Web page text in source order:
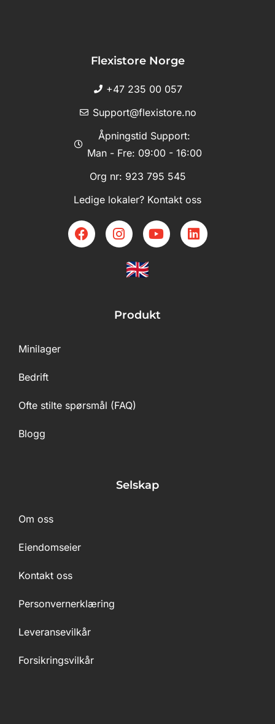
Flexistore Norge
+47 235 00 057
Support@flexistore.no
Åpningstid Support:
Man - Fre: 09:00 - 16:00
Org nr: 923 795 545
Ledige lokaler? Kontakt oss
Produkt
Minilager
Bedrift
Ofte stilte spørsmål (FAQ)
Blogg
Selskap
Om oss
Eiendomseier
Kontakt oss
Personvernerklæring
Leveransevilkår
Forsikringsvilkår